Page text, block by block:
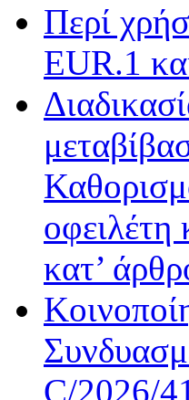
Περί
EUR.1
οφειλέτη
κατ’
C/2026/